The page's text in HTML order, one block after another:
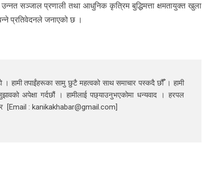
सञ्जाल प्रणाली तथा आधुनिक कृत्रिम बुद्धिमत्ता क्षमतायुक्त खुला
बन्ने प्रतिवेदनले जनाएको छ ।
। हामी तपाईंहरूका सामु छुटै महत्वको साथ समाचार पस्कदै छौँँ । हामी
अपेक्षा गर्दछौं । हामीलाई पछ्याउनुभएकोमा धन्यवाद । हरपल
[Email : kanikakhabar@gmail.com]